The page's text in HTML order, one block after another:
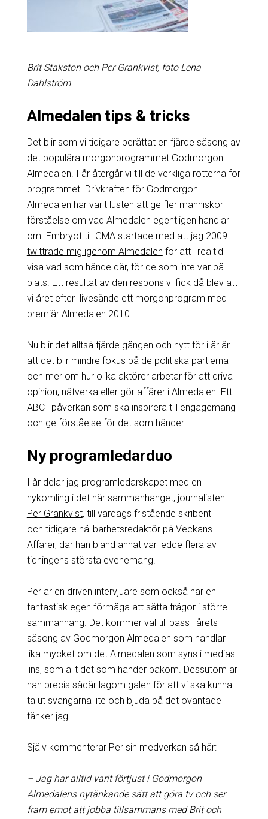
Brit Stakston och Per Grankvist, foto Lena
Dahlström
Almedalen tips & tricks
Det blir som vi tidigare berättat en fjärde säsong av
det populära morgonprogrammet Godmorgon
Almedalen. I år återgår vi till de verkliga rötterna för
programmet. Drivkraften för Godmorgon
Almedalen har varit lusten att ge fler människor
förståelse om vad Almedalen egentligen handlar
om. Embryot till GMA startade med att jag 2009
twittrade mig igenom Almedalen för att i realtid
visa vad som hände där, för de som inte var på
plats. Ett resultat av den respons vi fick då blev att
vi året efter livesände ett morgonprogram med
premiär Almedalen 2010.
Nu blir det alltså fjärde gången och nytt för i år är
att det blir mindre fokus på de politiska partierna
och mer om hur olika aktörer arbetar för att driva
opinion, nätverka eller gör affärer i Almedalen. Ett
ABC i påverkan som ska inspirera till engagemang
och ge förståelse för det som händer.
Ny programledarduo
I år delar jag programledarskapet med en
nykomling i det här sammanhanget, journalisten
Per Grankvist, till vardags fristående skribent
och tidigare hållbarhetsredaktör på Veckans
Affärer, där han bland annat var ledde flera av
tidningens största evenemang.
Per är en driven intervjuare som också har en
fantastisk egen förmåga att sätta frågor i större
sammanhang. Det kommer väl till pass i årets
säsong av Godmorgon Almedalen som handlar
lika mycket om det Almedalen som syns i medias
lins, som allt det som händer bakom. Dessutom är
han precis sådär lagom galen för att vi ska kunna
ta ut svängarna lite och bjuda på det oväntade
tänker jag!
Själv kommenterar Per sin medverkan så här:
– Jag har alltid varit förtjust i Godmorgon
Almedalens nytänkande sätt att göra tv och ser
fram emot att jobba tillsammans med Brit och